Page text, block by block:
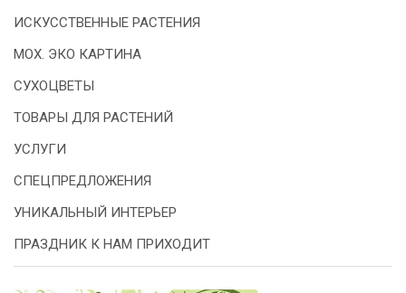
ИСКУССТВЕННЫЕ РАСТЕНИЯ
МОХ. ЭКО КАРТИНА
СУХОЦВЕТЫ
ТОВАРЫ ДЛЯ РАСТЕНИЙ
УСЛУГИ
СПЕЦПРЕДЛОЖЕНИЯ
УНИКАЛЬНЫЙ ИНТЕРЬЕР
ПРАЗДНИК К НАМ ПРИХОДИТ